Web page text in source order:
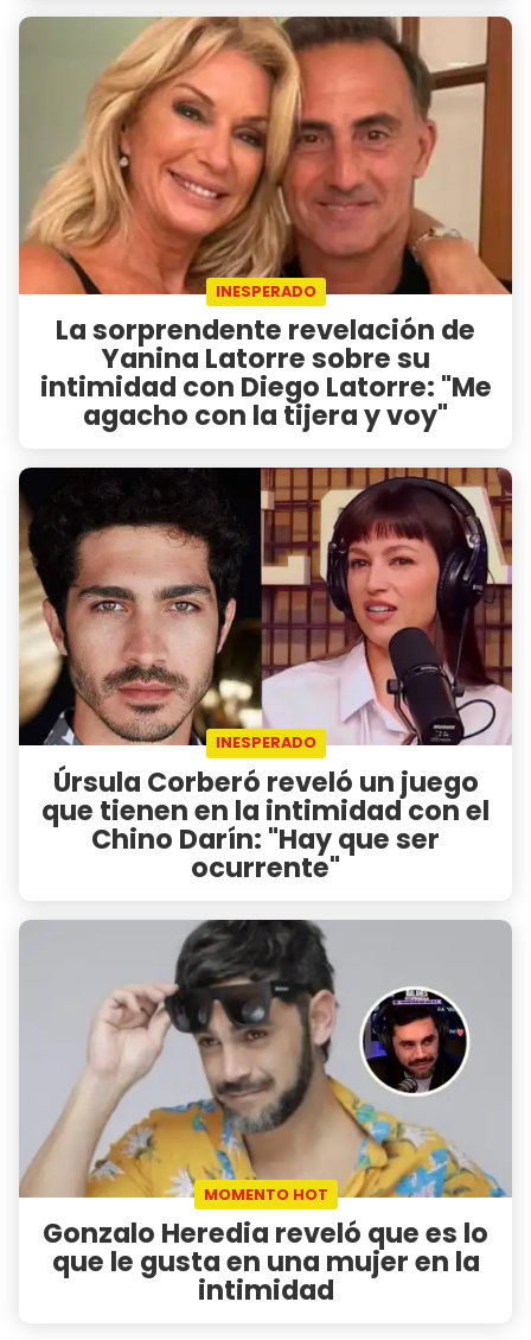
INESPERADO
La sorprendente revelación de
Yanina Latorre sobre su
intimidad con Diego Latorre: "Me
agacho con la tijera y voy"
INESPERADO
Úrsula Corberó reveló un juego
que tienen en la intimidad con el
Chino Darín: "Hay que ser
ocurrente"
MOMENTO HOT
Gonzalo Heredia reveló que es lo
que le gusta en una mujer en la
intimidad